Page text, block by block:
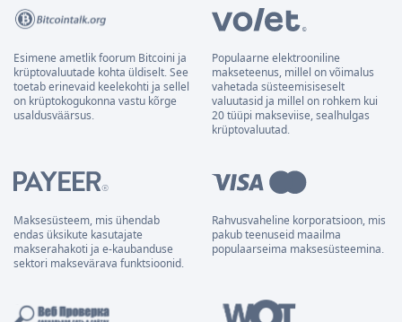
Esimene ametlik foorum Bitcoini ja
krüptovaluutade kohta üldiselt. See
toetab erinevaid keelekohti ja sellel
on krüptokogukonna vastu kõrge
usaldusväärsus.
Populaarne elektrooniline
makseteenus, millel on võimalus
vahetada süsteemisiseselt
valuutasid ja millel on rohkem kui
20 tüüpi makseviise, sealhulgas
krüptovaluutad.
Maksesüsteem, mis ühendab
endas üksikute kasutajate
makserahakoti ja e-kaubanduse
sektori maksevärava funktsioonid.
Rahvusvaheline korporatsioon, mis
pakub teenuseid maailma
populaarseima maksesüsteemina.